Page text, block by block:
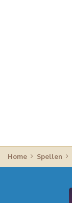
Home Spellen